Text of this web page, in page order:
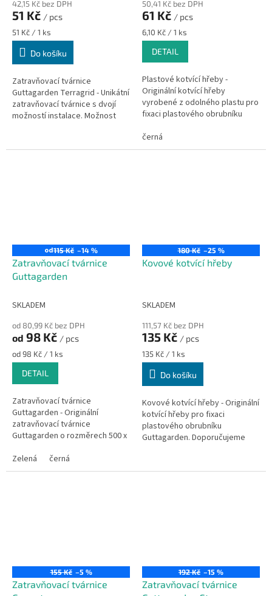
42,15 Kč bez DPH
51 Kč / pcs
Měrná
cena:
51 Kč / 1 ks
Do košíku
Zatravňovací tvárnice
Guttagarden Terragrid - Unikátní
zatravňovací tvárnice s dvojí
možností instalace. Možnost
na...
50,41 Kč bez DPH
61 Kč / pcs
Měrná
cena:
6,10 Kč / 1 ks
DETAIL
Plastové kotvící hřeby -
Originální kotvící hřeby
vyrobené z odolného plastu pro
fixaci plastového obrubníku
použít 3 hřeby na jeden
plastový obrubník...
černá
od115 Kč –14 %
Zatravňovací tvárnice
Guttagarden
SKLADEM
od 80,99 Kč bez DPH
od 98 Kč / pcs
Měrná
cena:
od 98 Kč / 1 ks
DETAIL
Zatravňovací tvárnice
Guttagarden - Originální
zatravňovací tvárnice
Guttagarden o rozměrech 500 x
parkovacích ploch, příjezdových
cest ke...
Zelená černá
180 Kč –25 %
Kovové kotvící hřeby
SKLADEM
111,57 Kč bez DPH
135 Kč / pcs
Měrná
cena:
135 Kč / 1 ks
Do košíku
Kovové kotvící hřeby - Originální
kotvící hřeby pro fixaci
plastového obrubníku
Guttagarden. Doporučujeme
Original o délce...
155 Kč –5 %
Zatravňovací tvárnice
192 Kč –15 %
Zatravňovací tvárnice